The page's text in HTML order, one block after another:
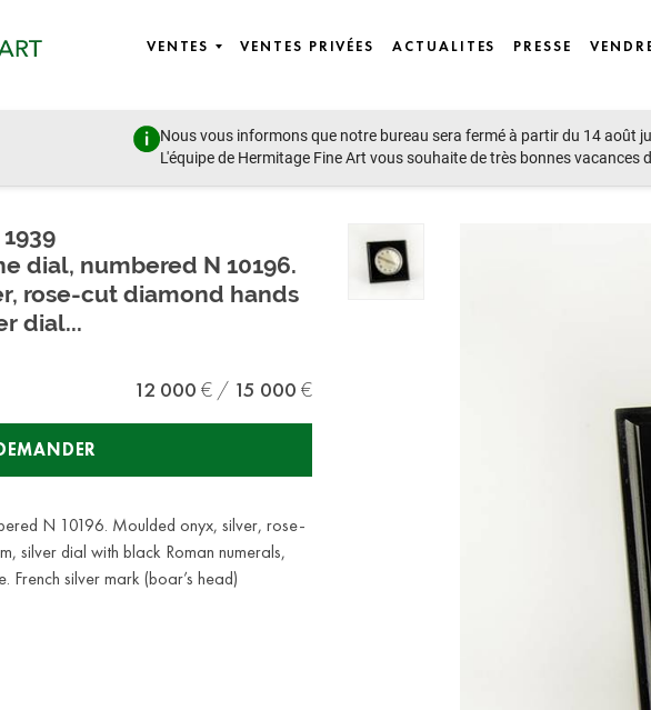
VENTES VENTES PRIVÉES ACTUALITES PRESSE
Nous vous informons que notre bureau sera fermé à partir du 14 août
L'équipe de Hermitage Fine Art vous souhaite de très bonnes vacances
dial, numbered N 10196.
rose-cut diamond hands
dial...
12 000 15 000
N 10196. Moulded onyx, silver, rose-
silver dial with black Roman numerals,
French silver mark (boar’s head)